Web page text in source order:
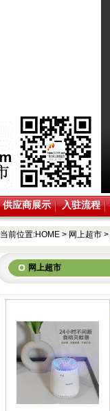
供应商展示 入驻流程
当前位置:HOME > 网上超市 >
网上超市